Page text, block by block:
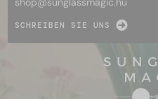
SCHREIBEN SIE UNS